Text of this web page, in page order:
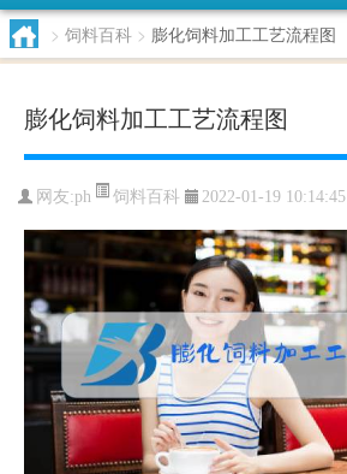
> 饲料百科 > 膨化饲料加工工艺流程图
膨化饲料加工工艺流程图
网友:ph 饲料百科 2022-01-19 10:14:45